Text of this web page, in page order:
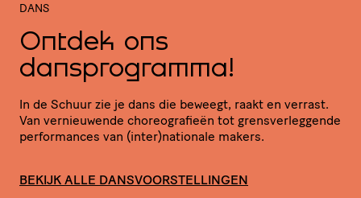
DANS
Ontdek ons
dansprogramma!
In de Schuur zie je dans die beweegt, raakt en verrast.
Van vernieu­wende chore­o­gra­fieën tot grens­ver­leg­gende
perfor­mances van (inter)nationale makers.
BEKIJK ALLE DANSVOORSTELLINGEN